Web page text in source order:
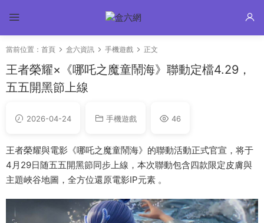
當前位置： 首頁 盒六資訊 手機遊戲 正文
王者榮耀×《哪吒之魔童鬧海》聯動定檔4.29，
五五開黑節上線
2026-04-24 手機遊戲 46
王者榮耀與電影《哪吒之魔童鬧海》的聯動活動正式官宣，将于
4月29日随五五開黑節同步上線，本次聯動包含四款限定皮膚與
主題峽谷地圖，全方位還原電影IP元素 。